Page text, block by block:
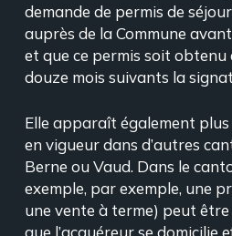
demande de permis de
auprès de la Commune
et que ce permis soit
douze mois suivants la
Elle apparaît également
en vigueur dans d’autres
Berne ou Vaud. Dans le
exemple, par exemple, une
une vente à terme) peut
que l’acquéreur se domicilie